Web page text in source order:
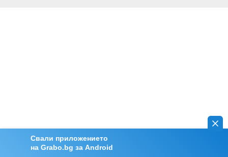
Свали приложението
на Grabo.bg за Android